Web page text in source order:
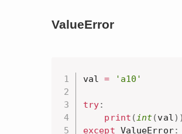
ValueError
val = 'a10'
try:
print (int(val) )
except ValueError: